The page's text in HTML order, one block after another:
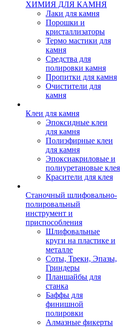
ХИМИЯ ДЛЯ КАМНЯ
Лаки для камня
Порошки и
кристаллизаторы
Термо мастики для
камня
Средства для
полировки камня
Пропитки для камня
Очистители для
камня
Клеи для камня
Эпоксидные клеи
для камня
Полиэфирные клеи
для камня
Эпоксиакриловые и
полиуретановые клея
Красители для клея
Станочный шлифовально-
полировальный
инструмент и
приспособления
Шлифовальные
круги на пластике и
металле
Соты, Треки, Эпазы,
Гриндеры
Планшайбы для
станка
Баффы для
финишной
полировки
Алмазные фикерты